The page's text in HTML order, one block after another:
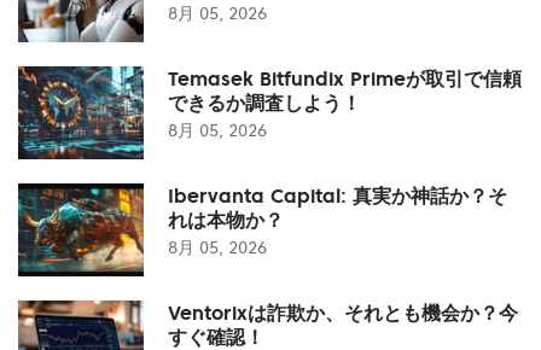
8月 05, 2026
Temasek Bitfundix Primeが取引で信頼
できるか調査しよう！
8月 05, 2026
Ibervanta Capital: 真実か神話か？そ
れは本物か？
8月 05, 2026
Ventorixは詐欺か、それとも機会か？今
すぐ確認！